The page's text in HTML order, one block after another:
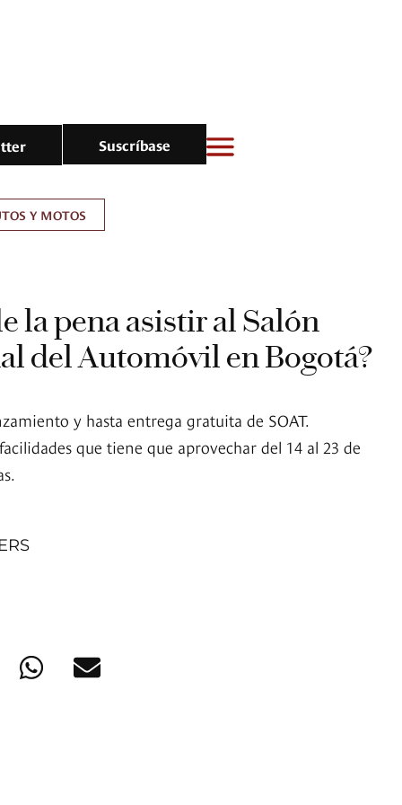
Suscríbase
Y MOTOS
la pena asistir al Salón
del Automóvil en Bogotá?
y hasta entrega gratuita de SOAT.
que tiene que aprovechar del 14 al 23 de